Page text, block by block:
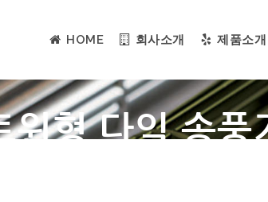
HOME 회사소개 제품소개
형 다익 송풍